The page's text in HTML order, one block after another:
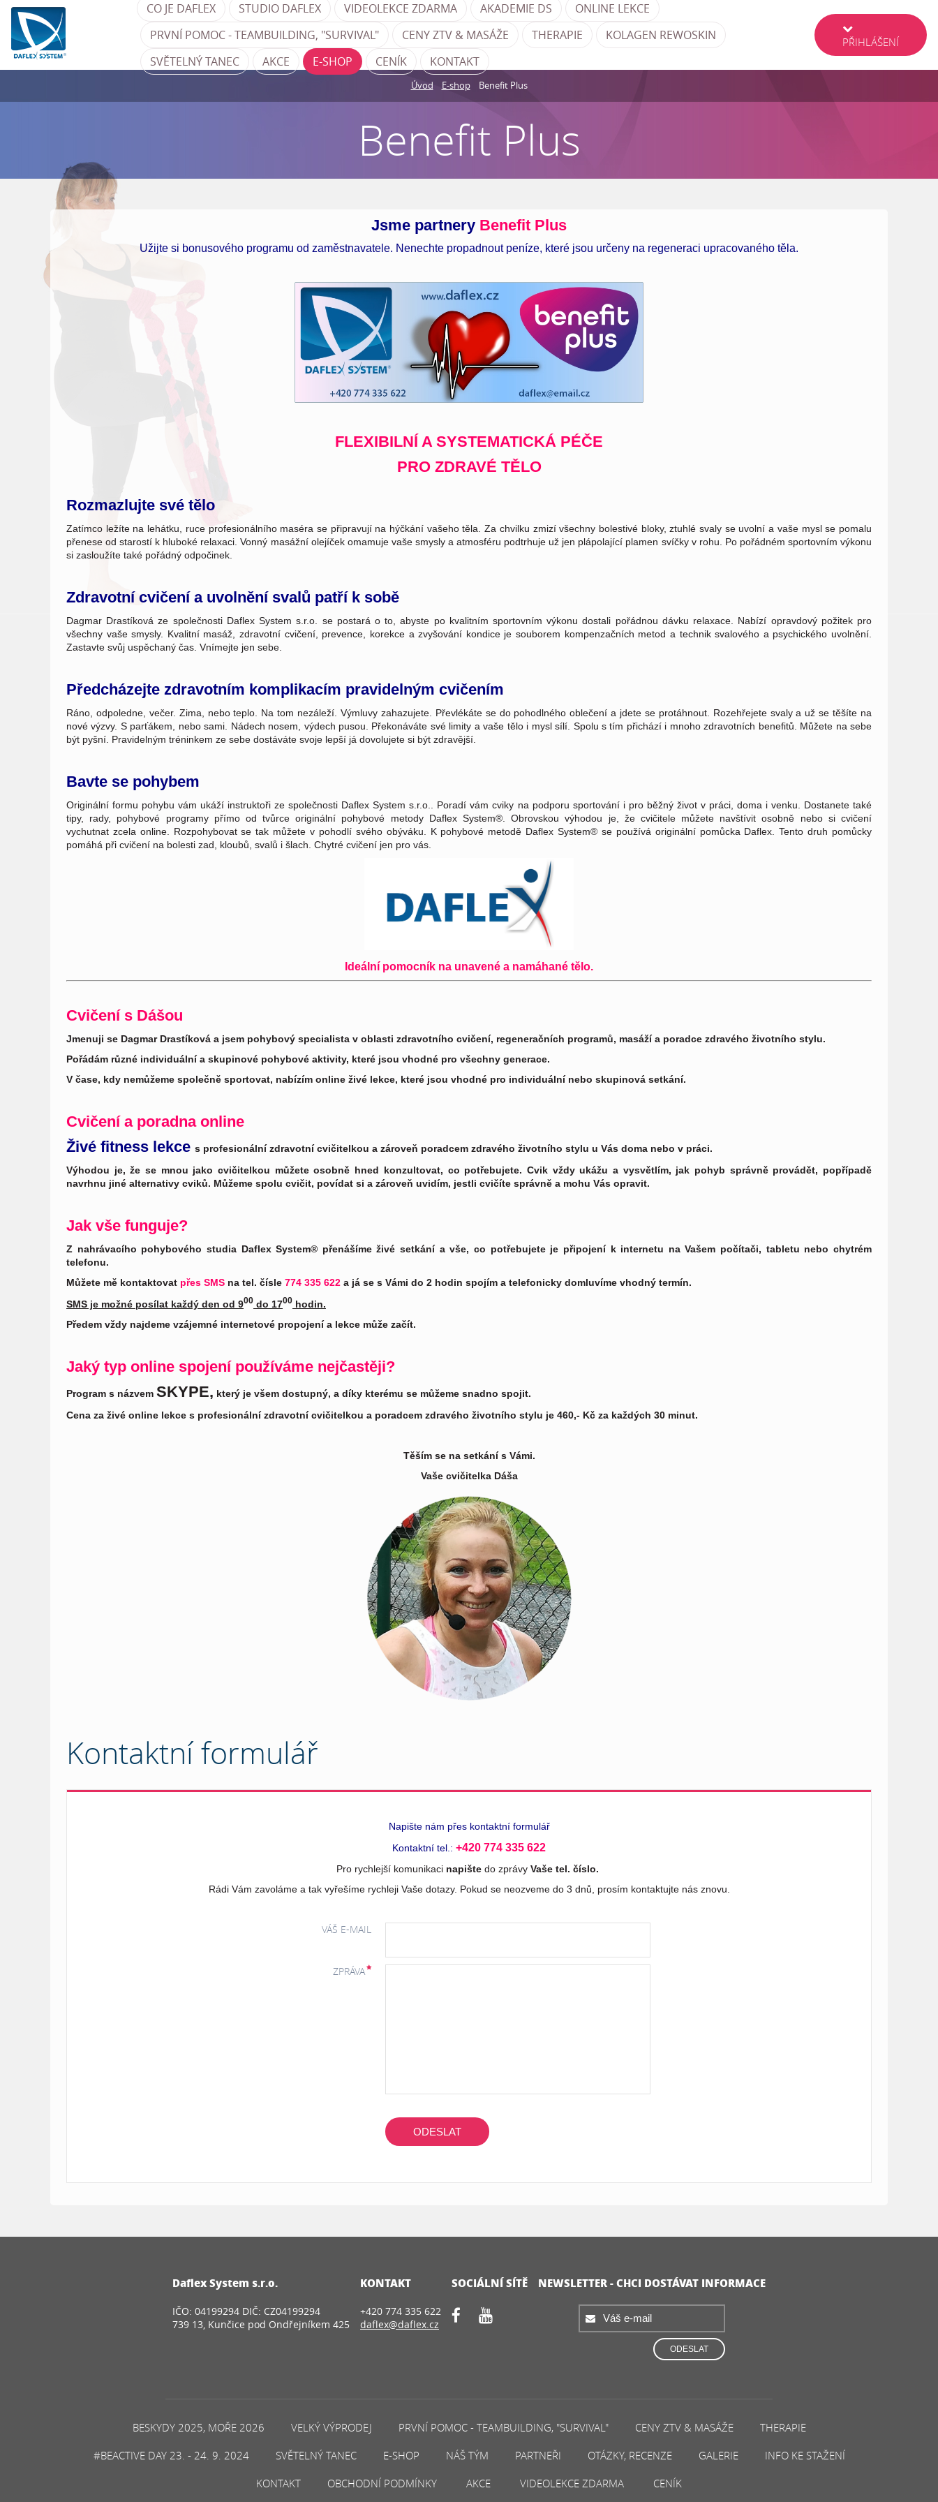
CO JE DAFLEX STUDIO DAFLEX VIDEOLEKCE ZDARMA AKADEMIE DS
ONLINE LEKCE
PRVNÍ POMOC - TEAMBUILDING, "SURVIVAL"
CENY ZTV & MASÁŽE THERAPIE
KOLAGEN REWOSKIN
SVĚTELNÝ TANEC
AKCE E-SHOP CENÍK KONTAKT
PŘIHLÁŠENÍ
Úvod E-shop Benefit Plus
Benefit Plus
Jsme partnery Benefit Plus
Užijte si bonusového programu od zaměstnavatele. Nenechte propadnout peníze, které jsou určeny na regeneraci upracovaného těla.
FLEXIBILNÍ A SYSTEMATICKÁ PÉČE
PRO ZDRAVÉ TĚLO
Rozmazlujte své tělo
Zatímco ležíte na lehátku, ruce profesionálního maséra se připravují na hýčkání vašeho těla. Za chvilku zmizí všechny bolestivé bloky, ztuhlé svaly se uvolní a vaše mysl se pomalu
přenese od starostí k hluboké relaxaci. Vonný masážní olejíček omamuje vaše smysly a atmosféru podtrhuje už jen plápolající plamen svíčky v rohu. Po pořádném sportovním výkonu
si zasloužíte také pořádný odpočinek.
Zdravotní cvičení a uvolnění svalů patří k sobě
Dagmar Drastíková ze společnosti Daflex System s.r.o. se postará o to, abyste po kvalitním sportovním výkonu dostali pořádnou dávku relaxace. Nabízí opravdový požitek pro
všechny vaše smysly. Kvalitní masáž, zdravotní cvičení, prevence, korekce a zvyšování kondice je souborem kompenzačních metod a technik svalového a psychického uvolnění.
Zastavte svůj uspěchaný čas. Vnímejte jen sebe.
Předcházejte zdravotním komplikacím pravidelným cvičením
Ráno, odpoledne, večer. Zima, nebo teplo. Na tom nezáleží. Výmluvy zahazujete. Převlékáte se do pohodlného oblečení a jdete se protáhnout. Rozehřejete svaly a už se těšíte na
nové výzvy. S parťákem, nebo sami. Nádech nosem, výdech pusou. Překonáváte své limity a vaše tělo i mysl sílí. Spolu s tím přichází i mnoho zdravotních benefitů. Můžete na sebe
být pyšní. Pravidelným tréninkem ze sebe dostáváte svoje lepší já dovolujete si být zdravější.
Bavte se pohybem
Originální formu pohybu vám ukáží instruktoři ze společnosti Daflex System s.r.o.. Poradí vám cviky na podporu sportování i pro běžný život v práci, doma i venku. Dostanete také
tipy, rady, pohybové programy přímo od tvůrce originální pohybové metody Daflex System®. Obrovskou výhodou je, že cvičitele můžete navštívit osobně nebo si cvičení
vychutnat zcela online. Rozpohybovat se tak můžete v pohodlí svého obýváku. K pohybové metodě Daflex System® se používá originální pomůcka Daflex. Tento druh pomůcky
pomáhá při cvičení na bolesti zad, kloubů, svalů i šlach. Chytré cvičení jen pro vás.
Ideální pomocník na unavené a namáhané tělo.
Cvičení s Dášou
Jmenuji se Dagmar Drastíková a jsem pohybový specialista v oblasti zdravotního cvičení, regeneračních programů, masáží a poradce zdravého životního stylu.
Pořádám různé individuální a skupinové pohybové aktivity, které jsou vhodné pro všechny generace.
V čase, kdy nemůžeme společně sportovat, nabízím online živé lekce, které jsou vhodné pro individuální nebo skupinová setkání.
Cvičení a poradna online
Živé fitness lekce s profesionální zdravotní cvičitelkou a zároveň poradcem zdravého životního stylu u Vás doma nebo v práci.
Výhodou je, že se mnou jako cvičitelkou můžete osobně hned konzultovat, co potřebujete. Cvik vždy ukážu a vysvětlím, jak pohyb správně provádět, popřípadě
navrhnu jiné alternativy cviků. Můžeme spolu cvičit, povídat si a zároveň uvidím, jestli cvičíte správně a mohu Vás opravit.
Jak vše funguje?
Z nahrávacího pohybového studia Daflex System® přenášíme živé setkání a vše, co potřebujete je připojení k internetu na Vašem počítači, tabletu nebo chytrém
telefonu.
Můžete mě kontaktovat přes SMS na tel. čísle 774 335 622 a já se s Vámi do 2 hodin spojím a telefonicky domluvíme vhodný termín.
SMS je možné posílat každý den od 900 do 1700 hodin.
Předem vždy najdeme vzájemné internetové propojení a lekce může začít.
Jaký typ online spojení používáme nejčastěji?
Program s názvem SKYPE, který je všem dostupný, a díky kterému se můžeme snadno spojit.
Cena za živé online lekce s profesionální zdravotní cvičitelkou a poradcem zdravého životního stylu je 460,- Kč za každých 30 minut.
Těším se na setkání s Vámi.
Vaše cvičitelka Dáša
Kontaktní formulář
Napište nám přes kontaktní formulář
Kontaktní tel.: +420 774 335 622
Pro rychlejší komunikaci napište do zprávy Vaše tel. číslo.
Rádi Vám zavoláme a tak vyřešíme rychleji Vaše dotazy. Pokud se neozveme do 3 dnů, prosím kontaktujte nás znovu.
VÁŠ E-MAIL
ZPRÁVA
ODESLAT
Daflex System s.r.o.
IČO: 04199294 DIČ: CZ04199294
739 13, Kunčice pod Ondřejníkem 425
KONTAKT
+420 774 335 622
daflex@daflex.cz
SOCIÁLNÍ SÍTĚ NEWSLETTER - CHCI DOSTÁVAT INFORMACE
ODESLAT
BESKYDY 2025, MOŘE 2026 VELKÝ VÝPRODEJ PRVNÍ POMOC - TEAMBUILDING, "SURVIVAL" CENY ZTV & MASÁŽE
THERAPIE
#BEACTIVE DAY 23. - 24. 9. 2024
SVĚTELNÝ TANEC E-SHOP NÁŠ TÝM PARTNEŘI OTÁZKY, RECENZE GALERIE
INFO KE STAŽENÍ
KONTAKT
OBCHODNÍ PODMÍNKY AKCE VIDEOLEKCE ZDARMA CENÍK